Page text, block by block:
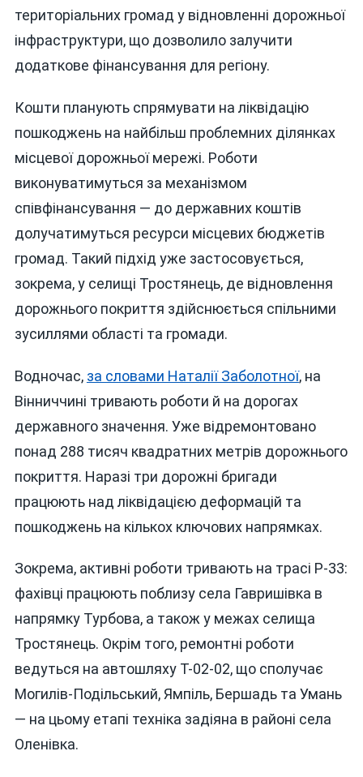
територіальних громад у відновленні дорожньої
інфраструктури, що дозволило залучити
додаткове фінансування для регіону.
Кошти планують спрямувати на ліквідацію
пошкоджень на найбільш проблемних ділянках
місцевої дорожньої мережі. Роботи
виконуватимуться за механізмом
співфінансування — до державних коштів
долучатимуться ресурси місцевих бюджетів
громад. Такий підхід уже застосовується,
зокрема, у селищі Тростянець, де відновлення
дорожнього покриття здійснюється спільними
зусиллями області та громади.
Водночас, за словами Наталії Заболотної, на
Вінниччині тривають роботи й на дорогах
державного значення. Уже відремонтовано
понад 288 тисяч квадратних метрів дорожнього
покриття. Наразі три дорожні бригади
працюють над ліквідацією деформацій та
пошкоджень на кількох ключових напрямках.
Зокрема, активні роботи тривають на трасі Р-33:
фахівці працюють поблизу села Гавришівка в
напрямку Турбова, а також у межах селища
Тростянець. Окрім того, ремонтні роботи
ведуться на автошляху Т-02-02, що сполучає
Могилів-Подільський, Ямпіль, Бершадь та Умань
— на цьому етапі техніка задіяна в районі села
Оленівка.